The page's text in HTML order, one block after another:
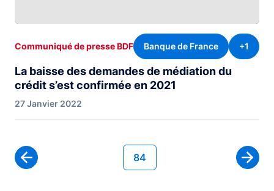
La baisse des demandes de médiation du
crédit s’est confirmée en 2021
Communiqué de presse BDF Banque de France +1
27 Janvier 2022
Page courante
84
Page